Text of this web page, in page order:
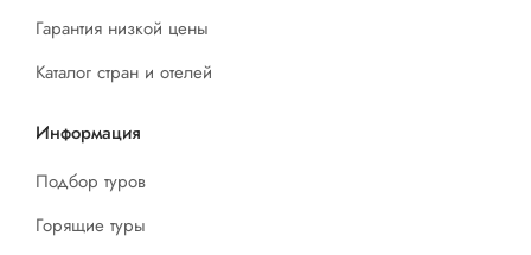
Гарантия низкой цены
Каталог стран и отелей
Информация
Подбор туров
Горящие туры